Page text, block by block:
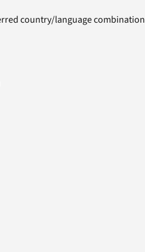
country/language combination